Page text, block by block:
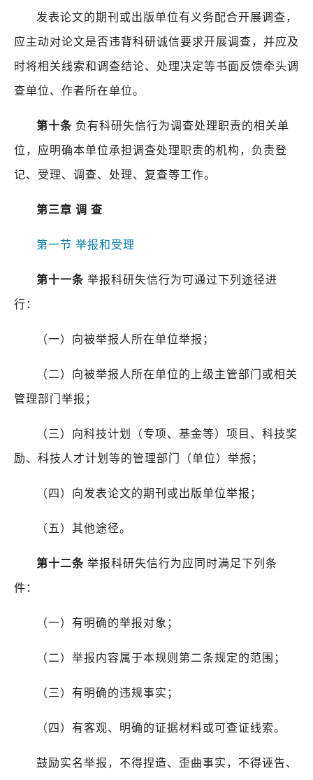
发表论文的期刊或出版单位有义务配合开展调查，
应主动对论文是否违背科研诚信要求开展调查，并应及
时将相关线索和调查结论、处理决定等书面反馈牵头调
查单位、作者所在单位。
第十条 负有科研失信行为调查处理职责的相关单
位，应明确本单位承担调查处理职责的机构，负责登
记、受理、调查、处理、复查等工作。
第三章 调 查
第一节 举报和受理
第十一条 举报科研失信行为可通过下列途径进
行：
（一）向被举报人所在单位举报；
（二）向被举报人所在单位的上级主管部门或相关
管理部门举报；
（三）向科技计划（专项、基金等）项目、科技奖
励、科技人才计划等的管理部门（单位）举报；
（四）向发表论文的期刊或出版单位举报；
（五）其他途径。
第十二条 举报科研失信行为应同时满足下列条
件：
（一）有明确的举报对象；
（二）举报内容属于本规则第二条规定的范围；
（三）有明确的违规事实；
（四）有客观、明确的证据材料或可查证线索。
鼓励实名举报，不得捏造、歪曲事实，不得诬告、